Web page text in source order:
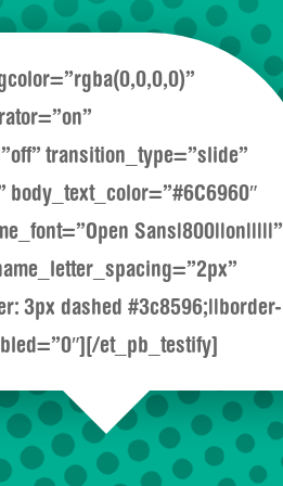
transition_type=”slide”
body_text_color=”#6C6960″
Sans|800||on|||||”
3px dashed #3c8596;||border-
et_pb_testify]